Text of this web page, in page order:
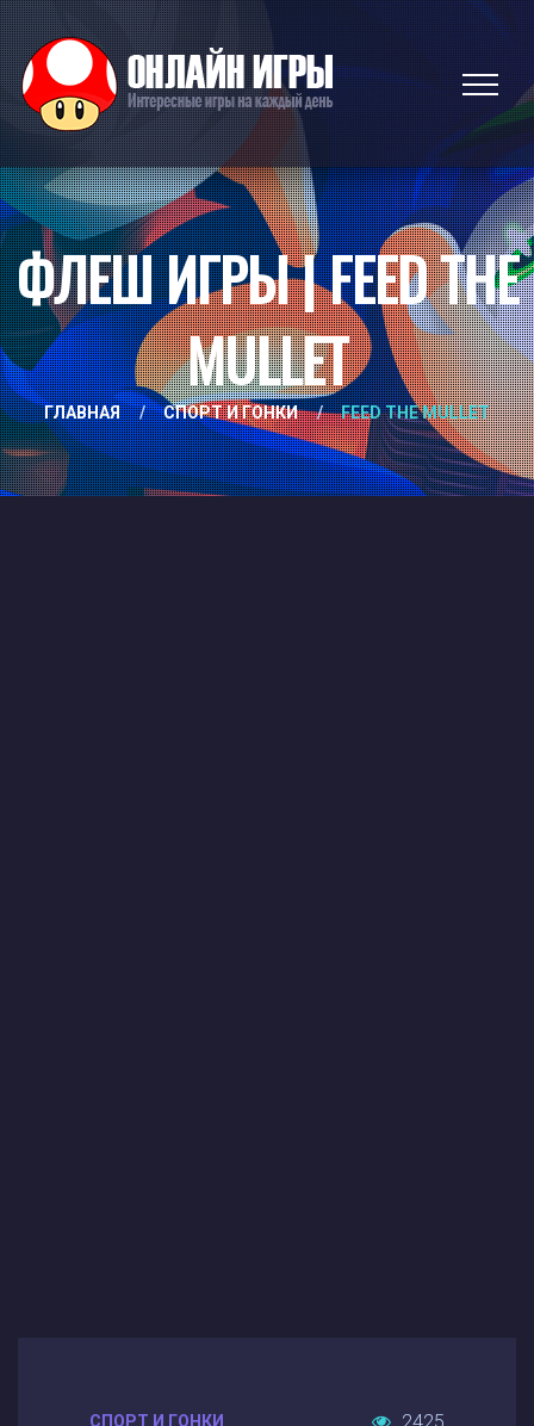
ФЛЕШ ИГРЫ | FEED THE
MULLET
ГЛАВНАЯ / СПОРТ И ГОНКИ / FEED THE MULLET
СПОРТ И ГОНКИ